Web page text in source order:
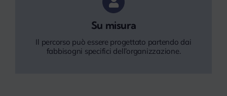
Su misura
Il percorso può essere progettato partendo dai
fabbisogni specifici dell’organizzazione.